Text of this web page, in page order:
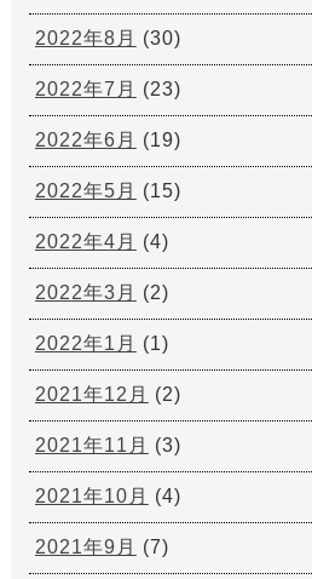
2022年8月 (30)
2022年7月 (23)
2022年6月 (19)
2022年5月 (15)
2022年4月 (4)
2022年3月 (2)
2022年1月 (1)
2021年12月 (2)
2021年11月 (3)
2021年10月 (4)
2021年9月 (7)